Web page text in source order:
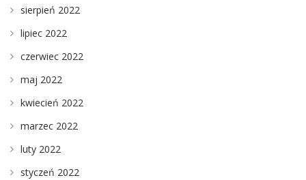
sierpień 2022
lipiec 2022
czerwiec 2022
maj 2022
kwiecień 2022
marzec 2022
luty 2022
styczeń 2022